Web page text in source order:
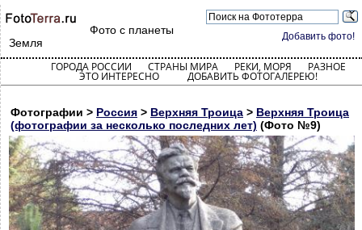
Добавить фото!
Фото с планеты
Земля
ГОРОДА РОССИИ СТРАНЫ МИРА РЕКИ, МОРЯ РАЗНОЕ
ЭТО ИНТЕРЕСНО ДОБАВИТЬ ФОТОГАЛЕРЕЮ!
Фотографии > Россия > Верхняя Троица > Верхняя Троица
(фотографии за несколько последних лет) (Фото №9)